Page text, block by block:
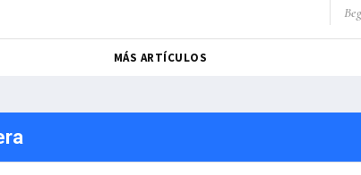
MÁS ARTÍCULOS